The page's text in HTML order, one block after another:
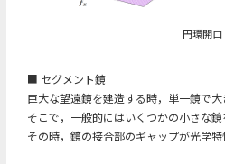
円環開口
■ セグメント鏡
巨大な望遠鏡を建造する時，単一鏡で大
そこで，一般的にはいくつかの小さな鏡
その時，鏡の接合部のギャップが光学特